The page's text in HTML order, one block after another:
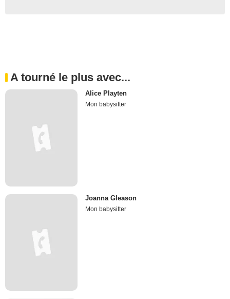
A tourné le plus avec...
Alice Playten
Mon babysitter
Joanna Gleason
Mon babysitter